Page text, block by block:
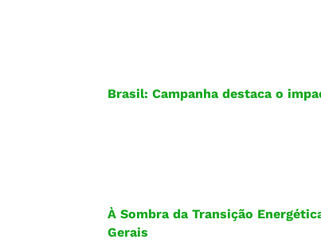
Brasil: Campanha destaca o
À Sombra da Transição
Gerais